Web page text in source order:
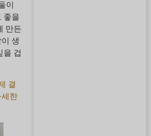
이
좋을
만든
생
을 겁
결
세한